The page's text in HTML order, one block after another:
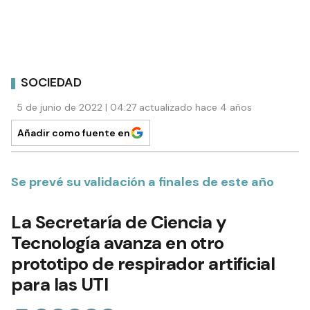
SOCIEDAD
5 de junio de 2022 | 04:27 actualizado hace 4 años
Añadir como fuente en
Se prevé su validación a finales de este año
La Secretaría de Ciencia y
Tecnología avanza en otro
prototipo de respirador artificial
para las UTI